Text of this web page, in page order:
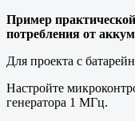
Пример
потребления от
Для проекта с
Настройте
генератора 1 МГц.